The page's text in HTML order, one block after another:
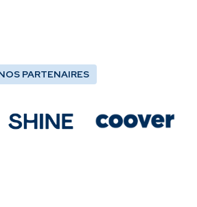
PARTENAIRES